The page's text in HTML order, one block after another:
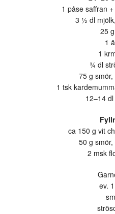
1 påse saffran
3 ½ dl
25
1
1
¾ dl
75 g
1 tsk
12–14
ca 150 g vit
50 g
2 msk
ev.